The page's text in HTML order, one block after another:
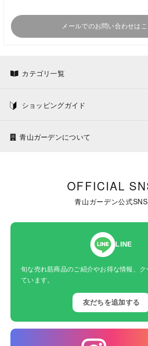
メールでのお問い合わせはこ
カテゴリ一覧
ショッピングガイド
青山ガーデンについて
OFFICIAL
青山ガーデン公式SNS
LINE
旬な売れ筋商品のご紹介やお得な情報、ク
ています。
友だちを追加する